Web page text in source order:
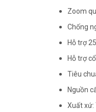
Zoom
Chống
Hỗ trợ
Hỗ trợ
Tiêu
Nguồn
Xuất xứ: